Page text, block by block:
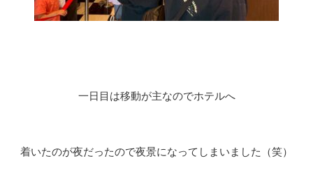
一日目は移動が主なのでホテルへ
着いたのが夜だったので夜景になってしまいました（笑）